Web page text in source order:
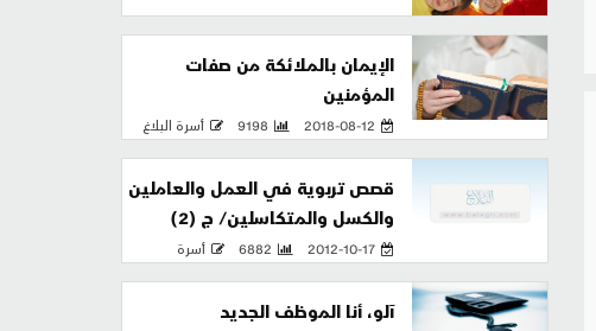
الإيمان بالملائكة من صفات
المؤمنين
2018-08-12
9198 أسرة البلاغ
قصص تربوية في العمل والعاملين
والكسل والمتكاسلين/ ج (2)
2012-10-17
6882 أسرة
آلو، أنا الموظف الجديد